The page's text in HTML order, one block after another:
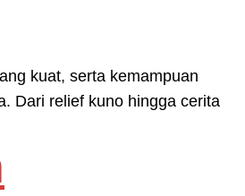
kuat, serta kemampuan
Dari relief kuno hingga cerita